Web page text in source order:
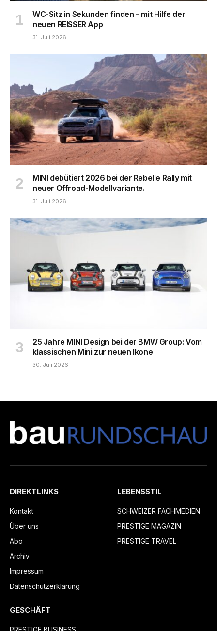
WC-Sitz in Sekunden finden – mit Hilfe der
neuen REISSER App
31. Juli 2026
MINI debütiert 2026 bei der Rebelle Rally mit
neuer Offroad-Modellvariante.
31. Juli 2026
25 Jahre MINI Design bei der BMW Group: Vom
klassischen Mini zur neuen Ikone
30. Juli 2026
DIREKTLINKS
Kontakt
Über uns
Abo
Archiv
Impressum
Datenschutzerklärung
LEBENSSTIL
SCHWEIZER FACHMEDIEN
PRESTIGE MAGAZIN
PRESTIGE TRAVEL
GESCHÄFT
PRESTIGE BUSINESS